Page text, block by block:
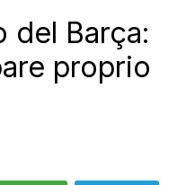
del Barça:
proprio